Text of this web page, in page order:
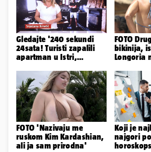
Gledajte '240 sekundi
24sata! Turisti zapalili
apartman u Istri,
završena'
FOTO
bikinija,
Longoria
obline
FOTO 'Nazivaju me
ruskom Kim Kardashian,
ali ja sam prirodna'
Koji je
najgori